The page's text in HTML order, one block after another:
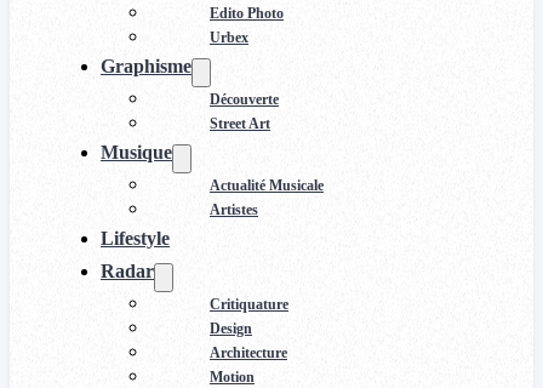
Edito Photo
Urbex
Graphisme
Découverte
Street Art
Musique
Actualité Musicale
Artistes
Lifestyle
Radar
Critiquature
Design
Architecture
Motion